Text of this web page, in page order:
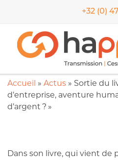
+32 (0)
Accueil » Actus » Sortie du
d’entreprise, aventure
d’argent ? »
Dans son livre, qui vient de